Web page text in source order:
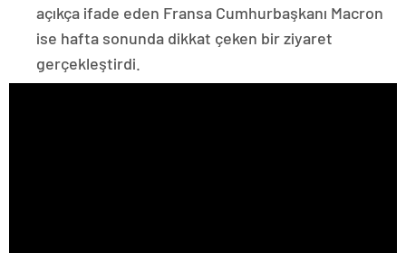
açıkça ifade eden Fransa Cumhurbaşkanı Macron
ise hafta sonunda dikkat çeken bir ziyaret
gerçekleştirdi.